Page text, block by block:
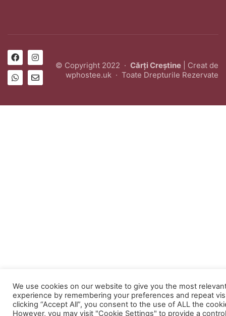
© Copyright 2022 · Cărți Creștine | Creat de
wphostee.uk · Toate Drepturile Rezervate
We use cookies on our website to give you the most
experience by remembering your preferences and repeat
clicking “Accept All”, you consent to the use of ALL the
However, you may visit "Cookie Settings" to provide a